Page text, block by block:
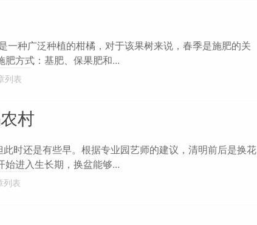
一种广泛种植的柑橘，对于该果树来说，春季是施肥的关
方式：基肥、保果肥和...
列表
村
时还是有些早。根据专业园艺师的建议，清明前后是换花
进入生长期，换盆能够...
列表